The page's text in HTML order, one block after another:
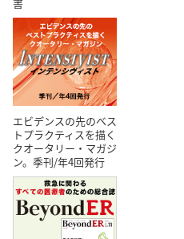
エビデンスの先のベス
トプラクティスを描く
クオータリー・マガジ
ン。季刊/年4回発行